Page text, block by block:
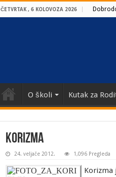
ČETVRTAK , 6 KOLOVOZA 2026
O školi Kutak za
Korizma
24. veljače 2012. 1,096 Pregleda